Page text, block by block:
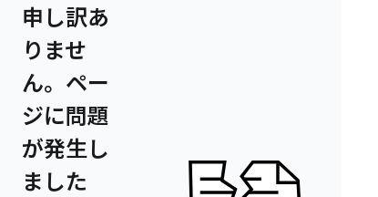
申し訳あ
りませ
ん。ペー
ジに問題
が発生し
ました